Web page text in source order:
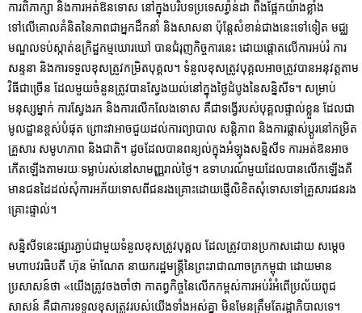
ការពិភាក្សា និងការអត់ឱនទោស នៅក្នុងបរិបទប្រទេសរ៉្វាន់ដា ពឹងផ្អែកយ៉ាងខ្លាំង
ទៅលើគោលគំនិតនៃភាពជាអ្នកដឹកនាំ និងសាសនា ប៉ុន្តែសំខាន់ជាងនេះទៅទៀត មជ្ឈ
មណ្ឌលទប់ស្កាត់ឧក្រិដ្ឋកម្មឃោរឃៅ បានជំរុញកិច្ចការនេះ ដោយផ្តោតលើការអប់រំ ការ
សន្ទនា និងការទទួលខុសត្រូវកម្រិតបុគ្គល។ ទំនួលខុសត្រូវបុគ្គលអាចត្រូវបានអនុវត្តតាម
វិធីជាច្រើន ដែលមួយចំនួនត្រូវបានស្វែងយល់នៅក្នុងថ្ងៃដំបូងនៃសន្និសីទ។ សម្រាប់
មនុស្សម្នាក់ ការស្វែងរក និងការលើកលែងទោស គឺជាទង្វើរបស់បុគ្គលផ្ទាល់ខ្លួន ដែលជា
មូលដ្ឋានខ្ពស់បំផុត ព្រោះវាអាចជួយដល់ការព្យាបាល សន្តិភាព និងការផ្លាស់ប្តូរនៅកម្រិត
គ្រួសារ សមូហភាព និងជាតិ។ ដូចដែលបានពន្យល់ក្នុងអំឡុងសន្និសីទ ការអត់ឱនអាច
កើតឡើងតាមរយៈទម្លាប់រស់នៅសាមញ្ញរាល់ថ្ងៃ។ ឧទាហរណ៍​មួយ​ដែល​បាន​លើក​ឡើង​គឺ​
មាន​ជន​ដៃដល់​សុំ​ការ​អភ័យទោស​ពីជនរងគ្រោះដោយ​ផ្ញើ​លិខិត​សុំទោស​ទៅ​គ្រួសារ​ជនរង
គ្រោះផ្ទាល់។
សន្និសីទនេះផ្សារភ្ជាប់ជាមួយទំនួលខុសត្រូវបុគ្គល ដែលត្រូវបានប្រកាសដោយ សម្តេច
មហាបវរធិបតី ហ៊ុន ម៉ាណែត នាយករដ្ឋមន្ត្រីនៃព្រះរាជាណាចក្រកម្ពុជា ដោយមាន
ប្រសាសន៍ថា «យើងត្រូវចងចាំថា កាតព្វកិច្ចនៃលើកកម្ពស់ការអប់រំអំពើប្រល័យពូជ
សាសន៍ គឺជាការទទួលខុសត្រូវរបស់យើងទាំងអស់គ្នា មិនមែនត្រឹមតែរដ្ឋាភិបាលទេ។